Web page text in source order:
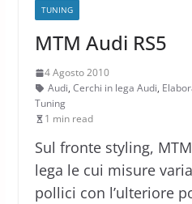
TUNING
MTM Audi RS5
4 Agosto 2010
Audi, Cerchi in lega Audi,
Tuning
1 min read
Sul fronte styling,
lega le cui misure
pollici con l’ulteriore